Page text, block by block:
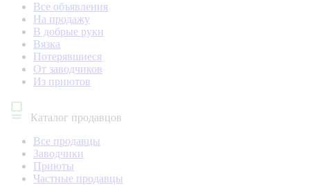
Все объявления
На продажу
В добрые руки
Вязка
Потерявшиеся
От заводчиков
Из приютов
Каталог продавцов
Все продавцы
Заводчики
Приюты
Частные продавцы